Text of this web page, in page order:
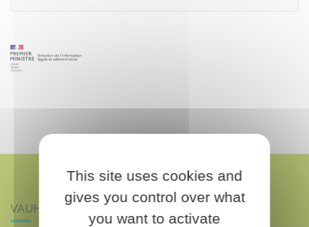
VAUHALLAN
This site uses cookies and
gives you control over what
you want to activate